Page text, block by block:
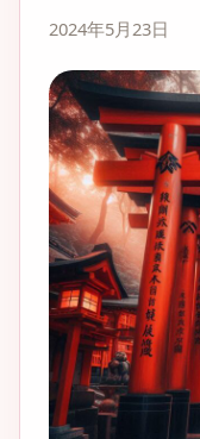
2024年5月23日